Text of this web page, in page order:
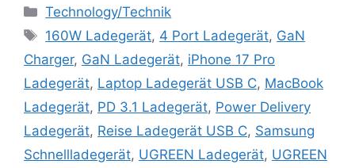
Kategorien
Technology/Technik
Schlagwörter
160W Ladegerät, 4 Port Ladegerät, GaN
Charger, GaN Ladegerät, iPhone 17 Pro
Ladegerät, Laptop Ladegerät USB C, MacBook
Ladegerät, PD 3.1 Ladegerät, Power Delivery
Ladegerät, Reise Ladegerät USB C, Samsung
Schnellladegerät, UGREEN Ladegerät, UGREEN